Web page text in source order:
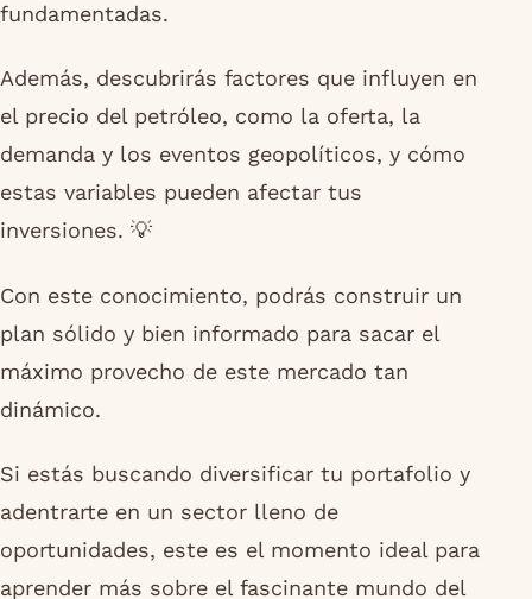
fundamentadas.
Además, descubrirás factores que influyen en
el precio del petróleo, como la oferta, la
demanda y los eventos geopolíticos, y cómo
estas variables pueden afectar tus
inversiones. 💡
Con este conocimiento, podrás construir un
plan sólido y bien informado para sacar el
máximo provecho de este mercado tan
dinámico.
Si estás buscando diversificar tu portafolio y
adentrarte en un sector lleno de
oportunidades, este es el momento ideal para
aprender más sobre el fascinante mundo del